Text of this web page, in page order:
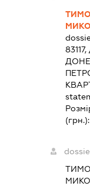
(грн.):